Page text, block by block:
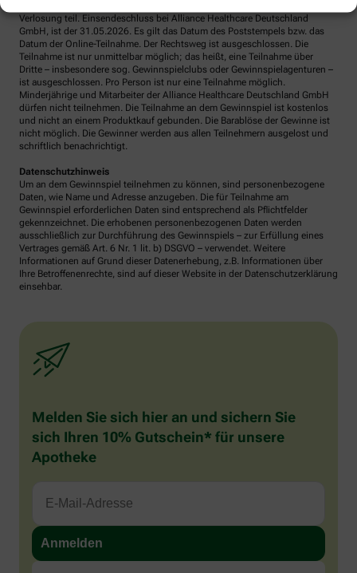
Verlosung teil. Einsendeschluss bei Alliance Healthcare Deutschland
GmbH, ist der 31.05.2026. Es gilt das Datum des Poststempels bzw. das
Datum der Online-Teilnahme. Der Rechtsweg ist ausgeschlossen. Die
Teilnahme ist nur unmittelbar möglich; das heißt, eine Teilnahme über
Dritte – insbesondere sog. Gewinnspielclubs oder Gewinnspielagenturen –
ist ausgeschlossen. Pro Person ist nur eine Teilnahme möglich.
Minderjährige und Mitarbeiter der Alliance Healthcare Deutschland GmbH
dürfen nicht teilnehmen. Die Teilnahme an dem Gewinnspiel ist kostenlos
und nicht an einem Produktkauf gebunden. Die Barablöse der Gewinne ist
nicht möglich. Die Gewinner werden aus allen Teilnehmern ausgelost und
schriftlich benachrichtigt.
Datenschutzhinweis
Um an dem Gewinnspiel teilnehmen zu können, sind personenbezogene
Daten, wie Name und Adresse anzugeben. Die für Teilnahme am
Gewinnspiel erforderlichen Daten sind entsprechend als Pflichtfelder
gekennzeichnet. Die erhobenen personenbezogenen Daten werden
ausschließlich zur Durchführung des Gewinnspiels – zur Erfüllung eines
Vertrages gemäß Art. 6 Nr. 1 lit. b) DSGVO – verwendet. Weitere
Informationen auf Grund dieser Datenerhebung, z.B. Informationen über
Ihre Betroffenenrechte, sind auf dieser Website in der Datenschutzerklärung
einsehbar.
Melden Sie sich hier an und sichern Sie
sich Ihren 10% Gutschein* für unsere
Apotheke